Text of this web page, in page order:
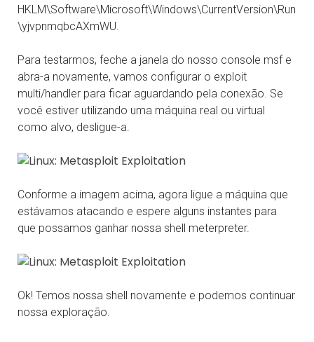
HKLM\Software\Microsoft\Windows\CurrentVersion\Run
\yjvpnmqbcAXmWU.
Para testarmos, feche a janela do nosso console msf e
abra-a novamente, vamos configurar o exploit
multi/handler para ficar aguardando pela conexão. Se
você estiver utilizando uma máquina real ou virtual
como alvo, desligue-a.
Conforme a imagem acima, agora ligue a máquina que
estávamos atacando e espere alguns instantes para
que possamos ganhar nossa shell meterpreter.
Ok! Temos nossa shell novamente e podemos continuar
nossa exploração.